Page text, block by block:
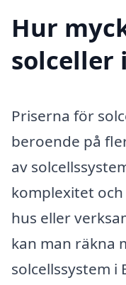
Hur
solceller
Priserna för
beroende på
av
komplexitet
hus eller
kan man räkna
solcellssystem i